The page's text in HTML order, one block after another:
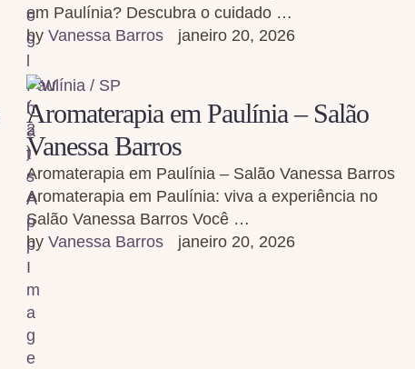
em Paulínia? Descubra o cuidado …
by Vanessa Barros janeiro 20, 2026
Paulínia / SP
Aromaterapia em Paulínia – Salão
Vanessa Barros
Aromaterapia em Paulínia – Salão Vanessa Barros
Aromaterapia em Paulínia: viva a experiência no
Salão Vanessa Barros Você …
by Vanessa Barros janeiro 20, 2026